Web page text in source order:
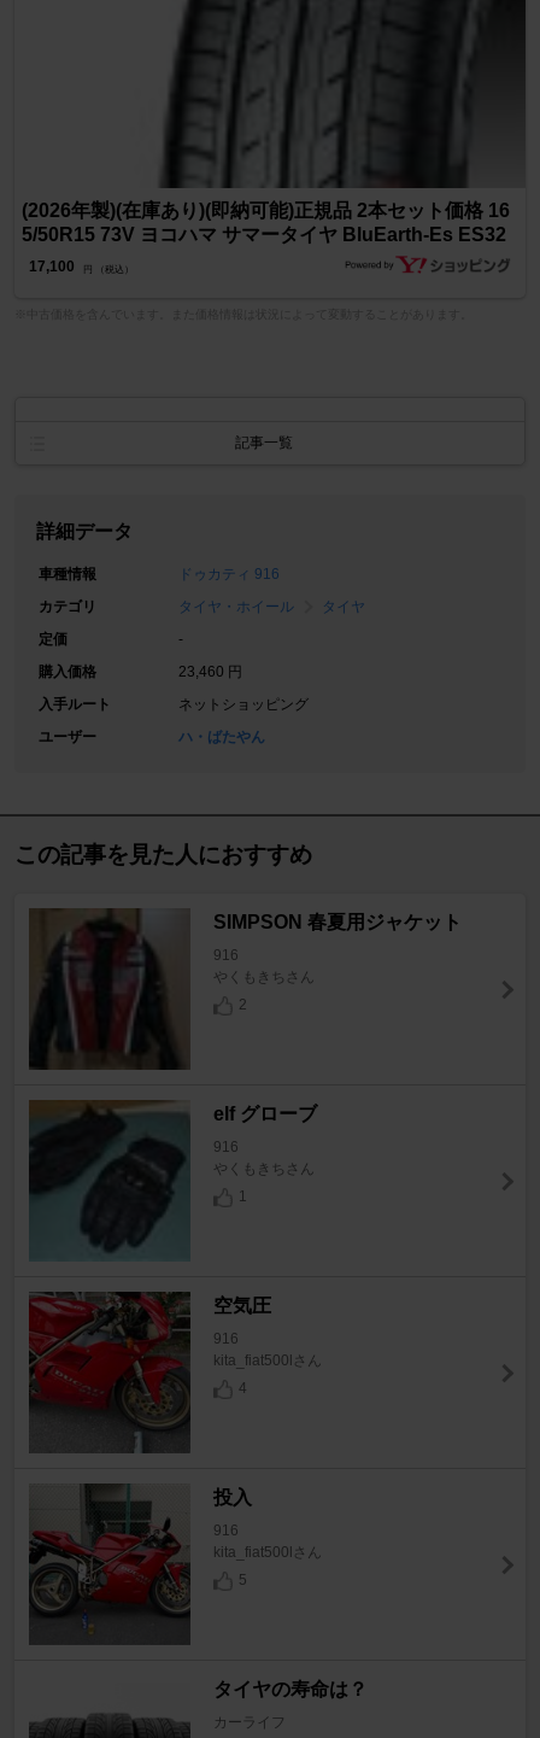
(2026年製)(在庫あり)(即納可能)正規品 2本セット価格 16
5/50R15 73V ヨコハマ サマータイヤ BluEarth-Es ES32
17,100 円 （税込）
記事一覧
詳細データ
車種情報
ドゥカティ 916
カテゴリ
タイヤ・ホイール
タイヤ
定価
-
購入価格
23,460 円
入手ルート
ネットショッピング
ユーザー
ハ・ばたやん
この記事を見た人におすすめ
SIMPSON 春夏用ジャケット
916
やくもきちさん
2
elf グローブ
916
やくもきちさん
1
空気圧
916
kita_fiat500lさん
4
投入
916
kita_fiat500lさん
5
タイヤの寿命は？
カーライフ